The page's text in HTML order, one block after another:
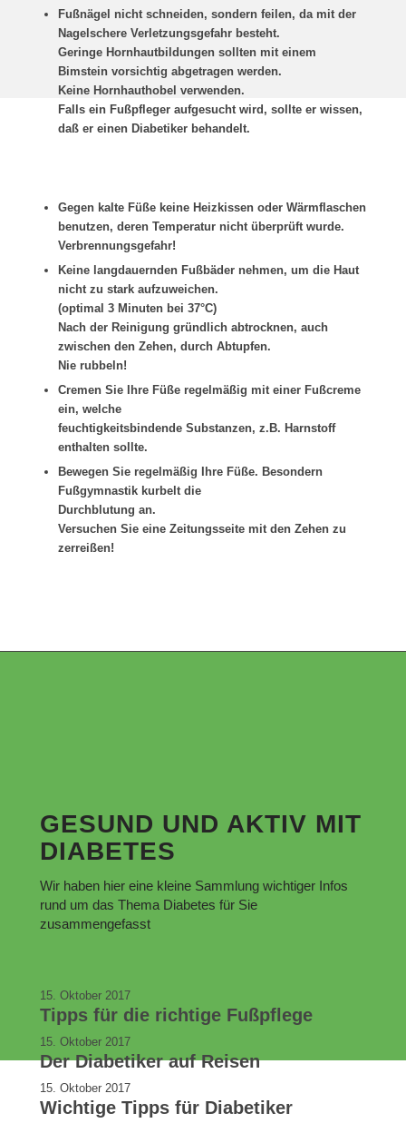
Fußnägel nicht schneiden, sondern feilen, da mit der
Nagelschere Verletzungsgefahr besteht.
Geringe Hornhautbildungen sollten mit einem
Bimstein vorsichtig abgetragen werden.
Keine Hornhauthobel verwenden.
Falls ein Fußpfleger aufgesucht wird, sollte er wissen,
daß er einen Diabetiker behandelt.
Gegen kalte Füße keine Heizkissen oder Wärmflaschen
benutzen, deren Temperatur nicht überprüft wurde.
Verbrennungsgefahr!
Keine langdauernden Fußbäder nehmen, um die Haut
nicht zu stark aufzuweichen.
(optimal 3 Minuten bei 37°C)
Nach der Reinigung gründlich abtrocknen, auch
zwischen den Zehen, durch Abtupfen.
Nie rubbeln!
Cremen Sie Ihre Füße regelmäßig mit einer Fußcreme
ein, welche
feuchtigkeitsbindende Substanzen, z.B. Harnstoff
enthalten sollte.
Bewegen Sie regelmäßig Ihre Füße. Besondern
Fußgymnastik kurbelt die
Durchblutung an.
Versuchen Sie eine Zeitungsseite mit den Zehen zu
zerreißen!
GESUND UND AKTIV MIT
DIABETES
Wir haben hier eine kleine Sammlung wichtiger Infos
rund um das Thema Diabetes für Sie
zusammengefasst
15. Oktober 2017
Tipps für die richtige Fußpflege
15. Oktober 2017
Der Diabetiker auf Reisen
15. Oktober 2017
Wichtige Tipps für Diabetiker